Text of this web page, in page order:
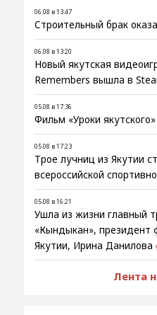
06.08 в 13:47
Строительный брак
06.08 в 13:20
Новый якутская
Remembers вышла в
05.08 в 17:36
Фильм «Уроки
05.08 в 17:23
Трое лучниц из Якутии
всероссийской
05.08 в 16:21
Ушла из жизни главный
«Кындыкан», президент
Якутии, Ирина Данилова
Лента